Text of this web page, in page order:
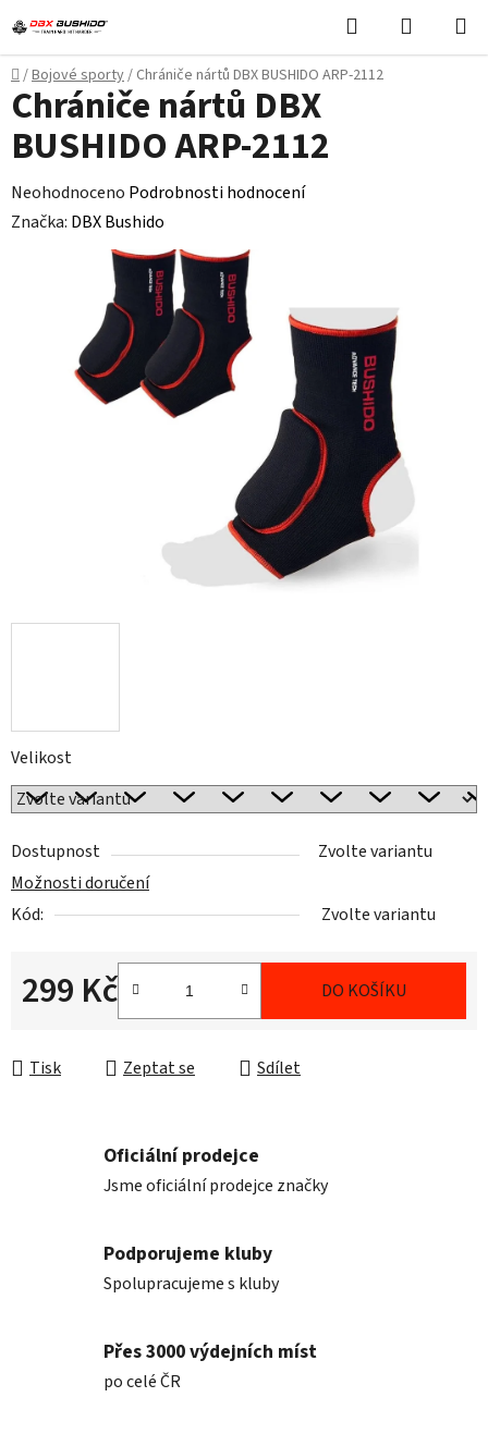
na
obsah
Hledat
KOŠÍK
Domů
/Bojové sporty/ Chrániče nártů DBX BUSHIDO ARP-2112
Velikost
Dostupnost
Zvolte variantu
Možnosti doručení
Kód:
Zvolte variantu
299 Kč DO KOŠÍKU
Tisk Zeptat se Sdílet
Chrániče nártů DBX
BUSHIDO ARP-2112
Průměrné
hodnocení
Neohodnoceno Podrobnosti hodnocení
Značka: DBX Bushido
Oficiální prodejce
Jsme oficiální prodejce značky
Podporujeme kluby
Spolupracujeme s kluby
Přes 3000 výdejních míst
po celé ČR